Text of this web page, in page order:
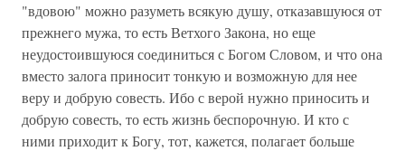
"вдовою" можно разуметь всякую душу, отказавшуюся от
прежнего мужа, то есть Ветхого Закона, но еще
неудостоившуюся соединиться с Богом Словом, и что она
вместо залога приносит тонкую и возможную для нее
веру и добрую совесть. Ибо с верой нужно приносить и
добрую совесть, то есть жизнь беспорочную. И кто с
ними приходит к Богу, тот, кажется, полагает больше